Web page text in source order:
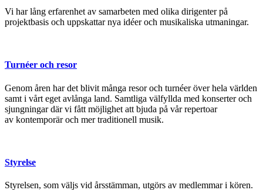
Vi har lång erfarenhet av samarbeten med olika dirigenter på
projektbasis och uppskattar nya idéer och musikaliska utmaningar.
Turnéer och resor
Genom åren har det blivit många resor och turnéer över hela världen
samt i vårt eget avlånga land. Samtliga välfyllda med konserter och
sjungningar där vi fått möjlighet att bjuda på vår repertoar
av kontemporär och mer traditionell musik.
Styrelse
Styrelsen, som väljs vid årsstämman, utgörs av medlemmar i kören.